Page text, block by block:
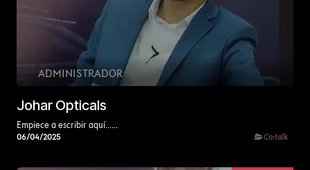
ADMINISTRADOR
Johar Opticals
Empiece a escribir aquí......
06/04/2025 Co:talk